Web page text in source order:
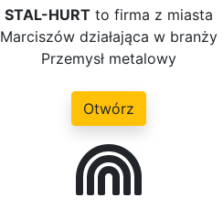
STAL-HURT to firma z miasta
Marciszów działająca w branży
Przemysł metalowy
Otwórz